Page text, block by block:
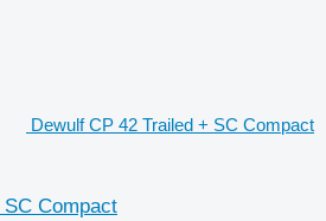
Dewulf CP 42 Trailed + SC Compact
Compact